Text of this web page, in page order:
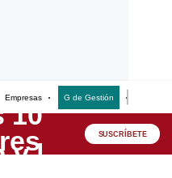
Empresas G de Gestión
SUSCRÍBETE